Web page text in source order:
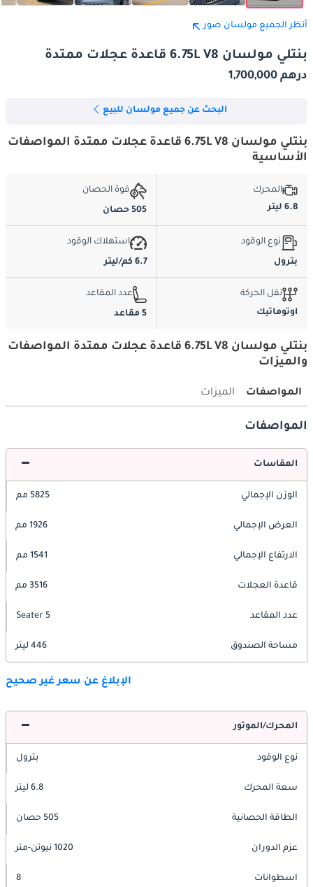
أنظر الجميع مولسان صور
بنتلي مولسان 6.75L V8 قاعدة عجلات ممتدة
درهم 1,700,000
البحث عن جميع مولسان للبيع
بنتلي مولسان 6.75L V8 قاعدة عجلات ممتدة المواصفات
الأساسية
المحرك
6.8 ليتر
قوة الحصان
505 حصان
نوع الوقود
بترول
استهلاك الوقود
6.7 كم/ليتر
نقل الحركة
اوتوماتيك
عدد المقاعد
5 مقاعد
بنتلي مولسان 6.75L V8 قاعدة عجلات ممتدة المواصفات
والميزات
المواصفات الميزات
المواصفات
المقاسات
الوزن الإجمالي 5825 مم
العرض الإجمالي 1926 مم
الارتفاع الإجمالي 1541 مم
قاعدة العجلات 3516 مم
عدد المقاعد 5 Seater
مساحة الصندوق 446 ليتر
الإبلاغ عن سعر غير صحيح
المحرك/الموتور
نوع الوقود بترول
سعة المحرك 6.8 ليتر
الطاقة الحصانية 505 حصان
عزم الدوران 1020 نيوتن-متر
اسطوانات 8